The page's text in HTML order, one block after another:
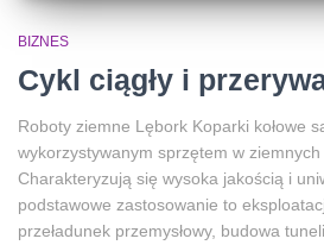
BIZNES
Cykl ciągły i
Roboty ziemne Lębork Koparki kołowe
wykorzystywanym sprzętem w
Charakteryzują się wysoka jakością i
podstawowe zastosowanie to
przeładunek przemysłowy, budowa